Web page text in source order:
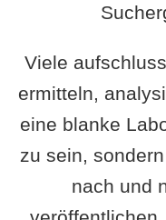
Viele
ermitteln,
eine blanke
zu sein,
nach und